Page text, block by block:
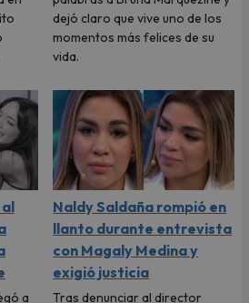
dejó claro que vive uno de los
momentos más felices de su
vida.
a
Naldy Saldaña rompió en
llanto durante entrevista
con Magaly Medina y
exigió justicia
Tras denunciar al director